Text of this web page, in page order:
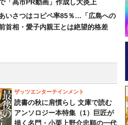
「高市PR動画」作成し大炎上
いさつはコピペ率85％…「広島への
首相・愛子内親王とは絶望的格差
ザッツエンターテインメント
読書の秋に肩慣らし 文庫で読む
アンソロジー本特集（1）巨匠が
描く名門・小栗上野介忠順の一代